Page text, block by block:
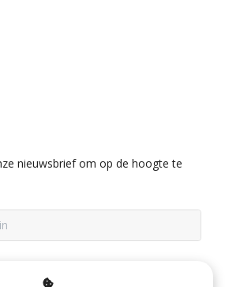
nieuwsbrief om op de hoogte te